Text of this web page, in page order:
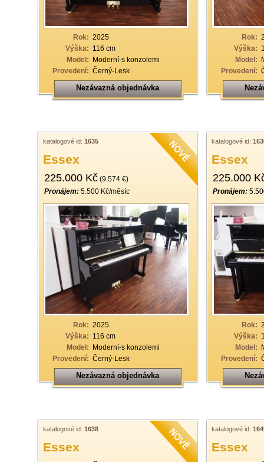
Rok: 2025
Výška: 116 cm
Model: Moderní-s konzolemi
Provedení: Černý-Lesk
Nezávazná objednávka
Rok:
Výška:
Model:
Provedení:
katalogové id: 1635
Essex
225.000 Kč (9.574 €)
Pronájem: 5.500 Kč/měsíc
Rok: 2025
Výška: 116 cm
Model: Moderní-s konzolemi
Provedení: Černý-Lesk
Nezávazná objednávka
katalogové id:
Essex
225.000
Pronájem:
Rok:
Výška:
Model:
Provedení:
katalogové id: 1638
Essex
katalogové id:
Essex